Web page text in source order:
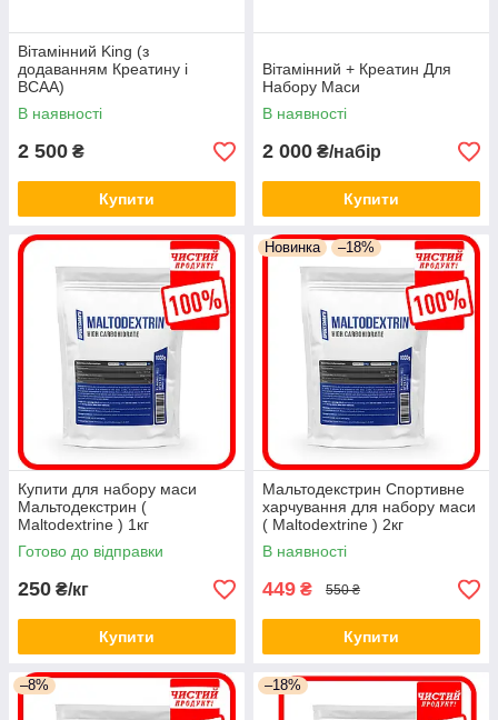
Вітамінний King (з
додаванням Креатину і
BCAA)
В наявності
2 500 ₴
Купити
Вітамінний + Креатин Для
Набору Маси
В наявності
2 000 ₴/набір
Купити
Купити для набору маси
Мальтодекстрин (
Maltodextrine ) 1кг
Готово до відправки
250 ₴/кг
Купити
Новинка –18%
Мальтодекстрин Спортивне
харчування для набору маси
( Maltodextrine ) 2кг
В наявності
449 ₴ 550 ₴
Купити
–8% –18%